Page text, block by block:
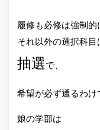
履修も必修は強制的
それ以外の選択科目
抽選で、
希望が必ず通るわけ
娘の学部は